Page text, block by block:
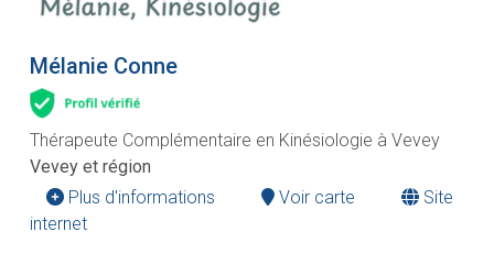
Mélanie Conne
Thérapeute Complémentaire en Kinésiologie à Vevey
Vevey et région
Plus d'informations
Voir carte
Site
internet